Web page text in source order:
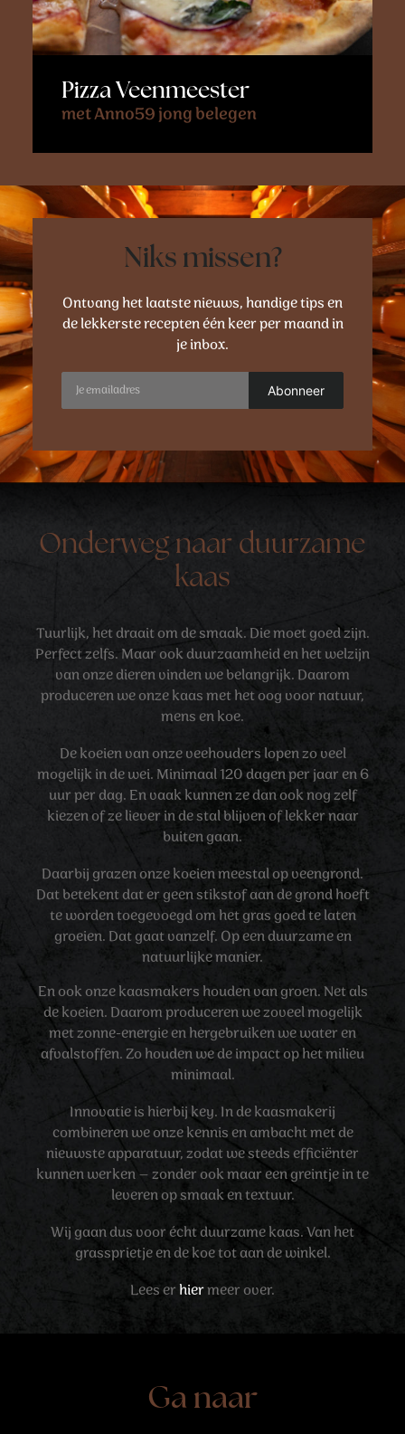
Pizza Veenmeester
met Anno59 jong belegen
Niks missen?
Ontvang het laatste nieuws, handige tips en
de lekkerste recepten één keer per maand in
je inbox.
Onderweg naar duurzame
kaas
Tuurlijk, het draait om de smaak. Die moet goed zijn.
Perfect zelfs. Maar ook duurzaamheid en het welzijn
van onze dieren vinden we belangrijk. Daarom
produceren we onze kaas met het oog voor natuur,
mens en koe.
De koeien van onze veehouders lopen zo veel
mogelijk in de wei. Minimaal 120 dagen per jaar en 6
uur per dag. En vaak kunnen ze dan ook nog zelf
kiezen of ze liever in de stal blijven of lekker naar
buiten gaan.
Daarbij grazen onze koeien meestal op veengrond.
Dat betekent dat er geen stikstof aan de grond hoeft
te worden toegevoegd om het gras goed te laten
groeien. Dat gaat vanzelf. Op een duurzame en
natuurlijke manier.
En ook onze kaasmakers houden van groen. Net als
de koeien. Daarom produceren we zoveel mogelijk
met zonne-energie en hergebruiken we water en
afvalstoffen. Zo houden we de impact op het milieu
minimaal.
Innovatie is hierbij key. In de kaasmakerij
combineren we onze kennis en ambacht met de
nieuwste apparatuur, zodat we steeds efficiënter
kunnen werken – zonder ook maar een greintje in te
leveren op smaak en textuur.
Wij gaan dus voor écht duurzame kaas. Van het
grassprietje en de koe tot aan de winkel.
Lees erhiermeer over.
Ga naar